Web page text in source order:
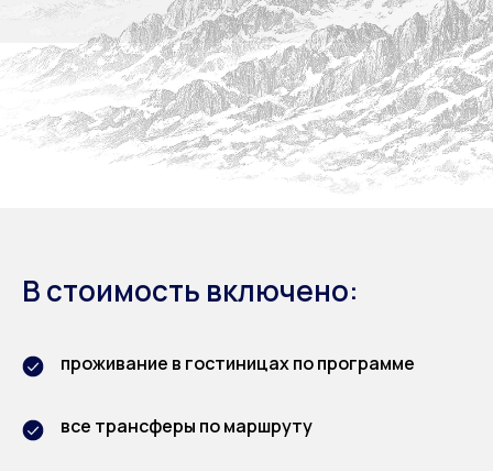
В стоимость включено:
проживание в гостиницах по программе
все трансферы по маршруту